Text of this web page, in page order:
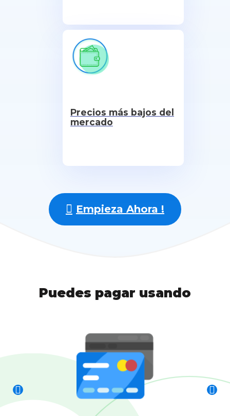
Precios más bajos del
mercado
Empieza Ahora !
Puedes pagar usando